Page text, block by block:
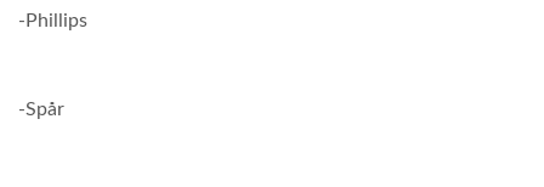
-Phillips
-Spår